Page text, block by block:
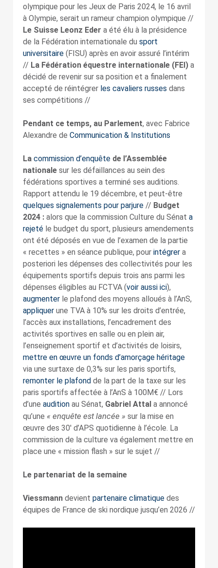
olympique pour les Jeux de Paris 2024, le 16 avril
à Olympie, serait un rameur champion olympique //
Le Suisse Leonz Eder a été élu à la présidence
de la Fédération internationale du sport
universitaire(FISU) après en avoir assuré l’intérim
// La Fédération équestre internationale (FEI)a
décidé de revenir sur sa position et a finalement
accepté de réintégrer les cavaliers russes dans
ses compétitions //
Pendant ce temps, au Parlement, avec Fabrice
Alexandre de Communication & Institutions
La commission d’enquêtede l’Assemblée
nationale sur les défaillances au sein des
fédérations sportives a terminé ses auditions.
Rapport attendu le 19 décembre, et peut-être
quelques signalements pour parjure// Budget
2024 :alors que la commission Culture du Sénat a
rejetéle budget du sport, plusieurs amendements
ont été déposés en vue de l’examen de la partie
« recettes » en séance publique, pour intégrera
posteriori les dépenses des collectivités pour les
équipements sportifs depuis trois ans parmi les
dépenses éligibles au FCTVA (voir aussi ici),
augmenterle plafond des moyens alloués à l’AnS,
appliquerune TVA à 10% sur les droits d’entrée,
l’accès aux installations, l’encadrement des
activités sportives en salle ou en plein air,
l’enseignement sportif et d’activités de loisirs,
mettre en œuvre un fonds d’amorçage héritage
via une surtaxe de 0,3% sur les paris sportifs,
remonter le plafondde la part de la taxe sur les
paris sportifs affectée à l’AnS à 100M€ // Lors
d’une auditionau Sénat, Gabriel Attala annoncé
qu’une « enquête est lancée » sur la mise en
œuvre des 30′ d’APS quotidienne à l’école. La
commission de la culture va également mettre en
place une « mission flash » sur le sujet //
Le partenariat de la semaine
Viessmanndevient partenaire climatiquedes
équipes de France de ski nordique jusqu’en 2026 //